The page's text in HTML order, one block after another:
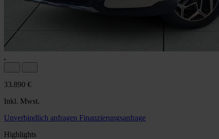
33.890 €
Inkl. Mwst.
Unverbindlich anfragen Finanzierungsanfrage
Highlights